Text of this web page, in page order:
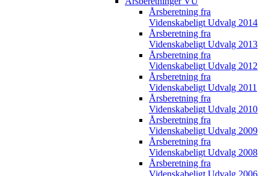
Årsberetning fra
Videnskabeligt Udvalg 2014
Årsberetning fra
Videnskabeligt Udvalg 2013
Årsberetning fra
Videnskabeligt Udvalg 2012
Årsberetning fra
Videnskabeligt Udvalg 2011
Årsberetning fra
Videnskabeligt Udvalg 2010
Årsberetning fra
Videnskabeligt Udvalg 2009
Årsberetning fra
Videnskabeligt Udvalg 2008
Årsberetning fra
Videnskabeligt Udvalg 2006